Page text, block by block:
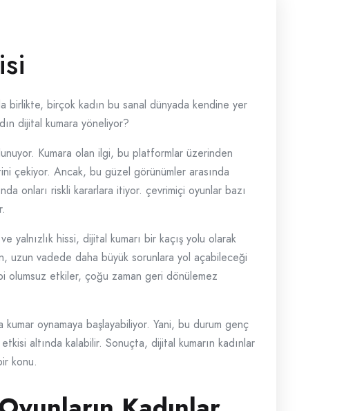
birlikte, birçok kadın bu sanal dünyada kendine yer
dijital kumara yöneliyor?
Kumara olan ilgi, bu platformlar üzerinden
çekiyor. Ancak, bu güzel görünümler arasında
onları riskli kararlara itiyor. çevrimiçi oyunlar bazı
yalnızlık hissi, dijital kumarı bir kaçış yolu olarak
uzun vadede daha büyük sorunlara yol açabileceği
olumsuz etkiler, çoğu zaman geri dönülemez
kumar oynamaya başlayabiliyor. Yani, bu durum genç
altında kalabilir. Sonuçta, dijital kumarın kadınlar
konu.